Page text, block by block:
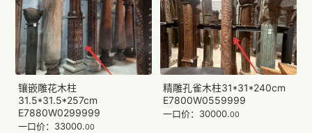
镶嵌雕花木柱
31.5*31.5*257cm
E7880W0299999
一口价：33000.00
精雕孔雀木柱31*31*240cm
E7800W0559999
一口价：30000.00